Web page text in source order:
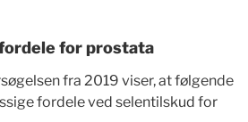
for prostata
fra 2019 viser, at følgende
fordele ved selentilskud for